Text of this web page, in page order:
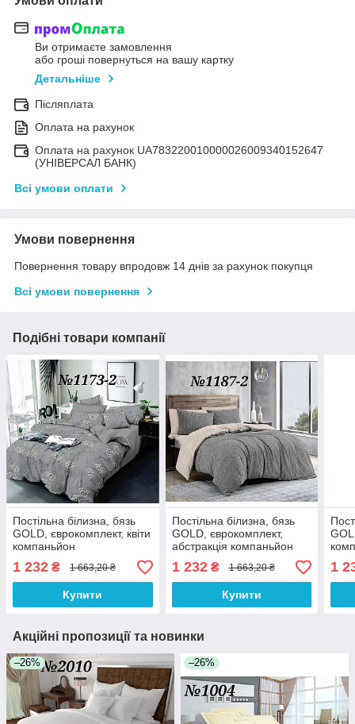
Ви отримаєте замовлення
або гроші повернуться на вашу картку
Детальніше
Післяплата
Оплата на рахунок
Оплата на рахунок UA783220010000026009340152647
(УНІВЕРСАЛ БАНК)
Всі умови оплати
Умови повернення
Повернення товару впродовж 14 днів за рахунок покупця
Всі умови повернення
Подібні товари компанії
Постільна білизна, бязь
GOLD, єврокомплект, квіти
компаньйон
1 232 ₴ 1 663,20 ₴
Купити
Постільна білизна, бязь
GOLD, єврокомплект,
абстракція компаньйон
1 232₴ 1 663,20 ₴
Купити
1
Акційні пропозиції та новинки
–26% –26%